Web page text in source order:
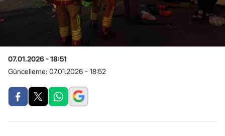
07.01.2026 - 18:51
Güncelleme: 07.01.2026 - 18:52